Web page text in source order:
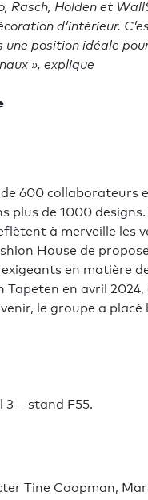
Rasch, Holden et
d’intérieur.
une position idéale
», explique
600 collaborateurs
de 1000
à merveille les
House de
en matière
en avril
le groupe a
3 – stand F55.
Tine Coopman,